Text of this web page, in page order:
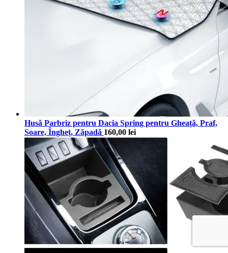
Husă Parbriz pentru Dacia Spring pentru Gheață, Praf,
Soare, Îngheț, Zăpadă 160,00 lei